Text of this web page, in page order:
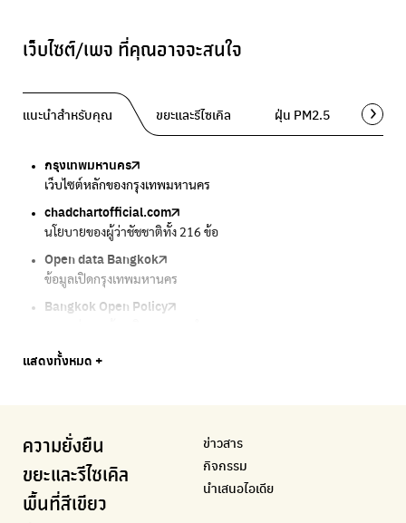
เว็บไซต์/เพจ ที่คุณอาจจะสนใจ
แนะนำสำหรับคุณ ขยะและรีไซเคิล ฝุ่น PM2.5 พื้นที่สี
กรุงเทพมหานคร
เว็บไซต์หลักของกรุงเทพมหานคร
chadchartofficial.com
นโยบายของผู้ว่าชัชชาติทั้ง 216 ข้อ
Open data Bangkok
ข้อมูลเปิดกรุงเทพมหานคร
Bangkok Open Policy
Bangkok Trees
BKK Zero Waste
กรุงเทพฯไม่เทรวม
ลุงซาเล้งกับขยะที่หายไป
เริ่มแยกขยะตั้งแต่วันนี้ เดี๋ยวลุงสอนให้
แสดงทั้งหมด +
Traffy Fondue
แจ้งปัญหาขยะ เพื่อให้หน่วยงานแก้ไข
BKK Zero Waste
กรุงเทพฯไม่เทรวม
ลุงซาเล้งกับขยะที่หายไป
เริ่มแยกขยะตั้งแต่วันนี้ เดี๋ยวลุงสอนให้
CHULA Zero Waste
Green2Get
กรมควบคุมมลพิษ
แหล่งข้อมูลเกี่ยวกับมาตรฐานคุณภาพอากาศ น้ำ และเสียง
มูลนิธิโลกสีเขียว
สร้างโลกเขียวด้วยพลังเรียนรู้
Traffy Fondue
แจ้งปัญหาฝุ่น เพื่อให้หน่วยงานแก้ไข
Airbkk
รายงานคุณภาพอากาศในกรุงเทพมหานคร
Air4Thai
ตรวจสอบสภาพอากาศรอบตัวคุณง่ายๆ
กรมควบคุมมลพิษ
Line Alert
Greenpeace
มูลนิธิสภาประชาชนเพื่อสิ่งแวดล้อม
สำนักสิ่งแวดล้อม กรุงเทพมหานคร
ศูนย์ข้อมูลกระจายข่าวส่งเสริมอนุรักษ์พลังงาน กทม.
Bangkok Trees
ความคืบหน้าโครงการต้นไม้ล้านต้น
Greener Bangkok 2030
โครงการเพิ่มพื้นที่สีเขียวภายในปี 2030
We park
เครือข่ายพัฒนาเมืองและชุมชนสุขภาวะ
Thai Green Urban (TGU)
Urban Design and Development Center
กระทรวงทรัพยากรธรรมชาติและสิ่งแวดล้อม
กรมส่งเสริมคุณภาพและสิ่งแวดล้อม
DCCE
กรมการเปลี่ยนแปลงสภาพภูมิอากาศและสิ่งแวดล้อม
BangkokStories
เรื่องราวในกรุงเทพโดยครีเอเตอร์
กรมควบคุมมลพิษ
แหล่งข้อมูลเกี่ยวกับมาตรฐานคุณภาพอากาศ น้ำ และเสียง
Greenpeace
Climate Strike Thailand
Carbon Footprint Thailand
เรียนรู้เครื่องมือคำนวณคาร์บอนฟุตพริ้นท์
กรมอุตุนิยมวิทยา
กรมควบคุมอากาศรวมถึงการแจ้งเตือนภัยพิบัติ
ความยั่งยืน
ขยะและรีไซเคิล
พื้นที่สีเขียว
ข่าวสาร
กิจกรรม
นำเสนอไอเดีย